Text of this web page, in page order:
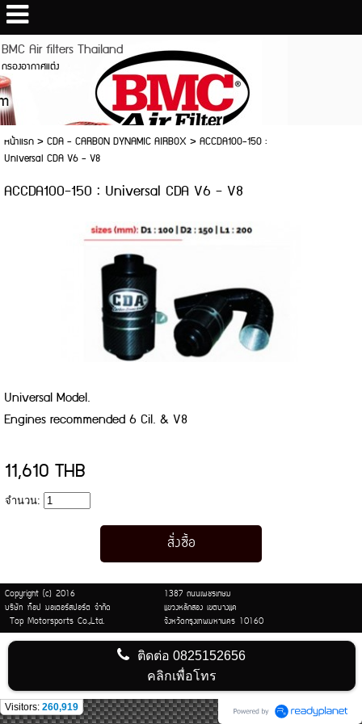
BMC Air filters Thailand
กรองอากาศแต่ง
หน้าแรก>CDA - CARBON DYNAMIC AIRBOX >ACCDA100-150 :
Universal CDA V6 - V8
ACCDA100-150 : Universal CDA V6 - V8
Universal Model.
Engines recommended 6 Cil. & V8
11,610 THB
จำนวน:
Copyright (c) 2016
1387 ถนนเพชรเกษม
บริษัท ท็อป มอเตอร์สปอร์ต จำกัด
แขวงหลักสอง เขตบางแค
Top Motorsports Co.,Ltd.
จังหวัดกรุงเทพมหานคร 10160
ติดต่อ0825152656
คลิกเพื่อโทร
Visitors: 260,919